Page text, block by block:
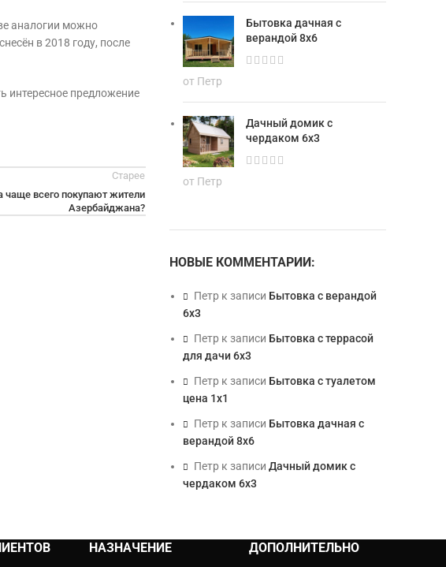
аналогии можно
в 2018 году, после
интересное предложение
Старее
чаще всего покупают жители
Азербайджана?
Бытовка дачная с
верандой 8х6
от Петр
Дачный домик с
чердаком 6х3
от Петр
НОВЫЕ КОММЕНТАРИИ:
Петр к записи Бытовка с верандой
6х3
Петр к записи Бытовка с террасой
для дачи 6х3
Петр к записи Бытовка с туалетом
цена 1х1
Петр к записи Бытовка дачная с
верандой 8х6
Петр к записи Дачный домик с
чердаком 6х3
НАЗНАЧЕНИЕ ДОПОЛНИТЕЛЬНО